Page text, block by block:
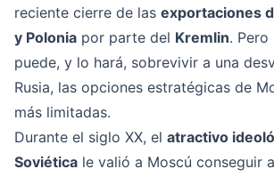
reciente cierre de las exportaciones
y Polonia por parte del Kremlin. Pero
puede, y lo hará, sobrevivir a una
Rusia, las opciones estratégicas de
más limitadas.
Durante el siglo XX, el atractivo
Soviética le valió a Moscú conseguir